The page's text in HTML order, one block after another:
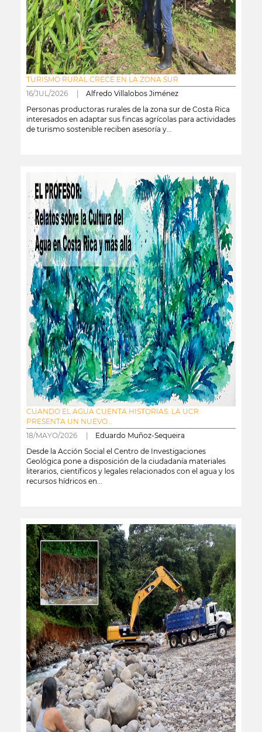
TURISMO RURAL CRECE EN LA ZONA SUR
16/JUL/2026 | Alfredo Villalobos Jiménez
Personas productoras rurales de la zona sur de Costa Rica
interesados en adaptar sus fincas agrícolas para actividades
de turismo sostenible reciben asesoría y...
CUANDO EL AGUA CUENTA HISTORIAS: LA UCR
PRESENTA UN NUEVO...
18/MAYO/2026 | Eduardo Muñoz-Sequeira
Desde la Acción Social el Centro de Investigaciones
Geológica pone a disposición de la ciudadanía materiales
literarios, científicos y legales relacionados con el agua y los
recursos hídricos en...